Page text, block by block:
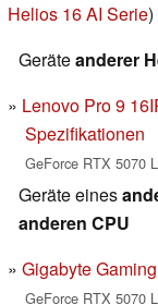
Helios 16 AI Serie)
Geräteanderer
Lenovo Pro 9
Spezifikationen
GeForce RTX 5070
Geräte eines
anderen CPU
Gigabyte
GeForce RTX 5070